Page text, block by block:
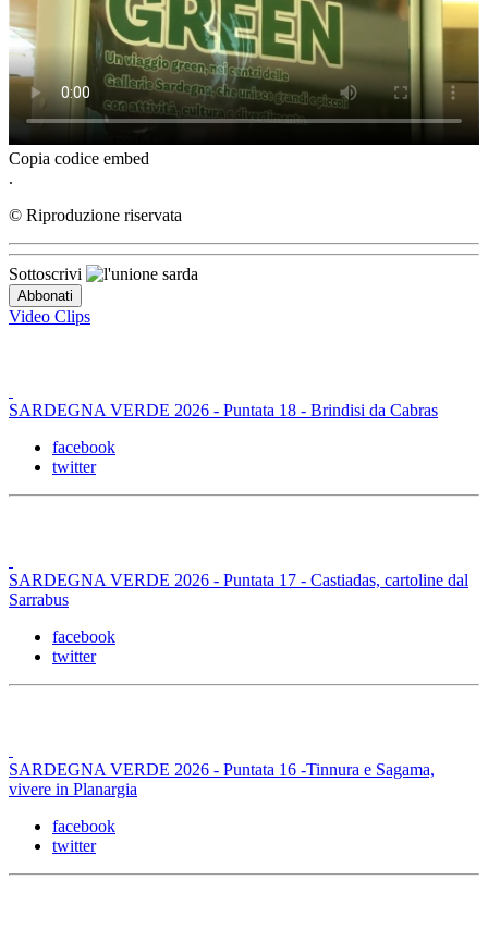
Copia codice embed
.
© Riproduzione riservata
Sottoscrivi
Video Clips
SARDEGNA VERDE 2026 - Puntata 18 - Brindisi da Cabras
facebook
twitter
SARDEGNA VERDE 2026 - Puntata 17 - Castiadas, cartoline dal
Sarrabus
facebook
twitter
SARDEGNA VERDE 2026 - Puntata 16 -Tinnura e Sagama,
vivere in Planargia
facebook
twitter